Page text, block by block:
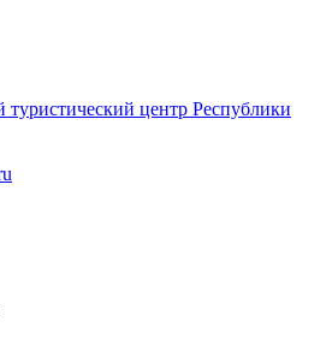
центр Республики